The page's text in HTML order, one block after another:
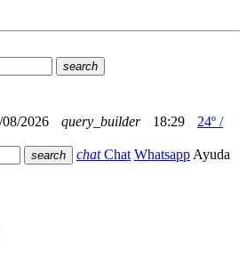
search
08/2026 query_builder 18:29
24º /
search chatChat Whatsapp Ayuda